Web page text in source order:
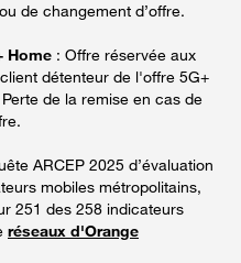
de changement d’offre.
Home : Offre réservée aux
détenteur de l'offre 5G+
de la remise en cas de
ARCEP 2025 d’évaluation
mobiles métropolitains,
251 des 258 indicateurs
réseaux d'Orange